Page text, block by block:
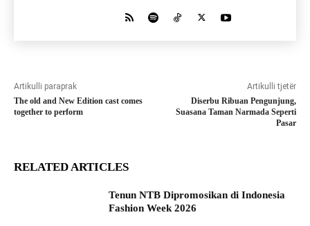
Artikulli paraprak
The old and New Edition cast comes
together to perform
Artikulli tjetër
Diserbu Ribuan Pengunjung,
Suasana Taman Narmada Seperti
Pasar
RELATED ARTICLES
Tenun NTB Dipromosikan di Indonesia
Fashion Week 2026